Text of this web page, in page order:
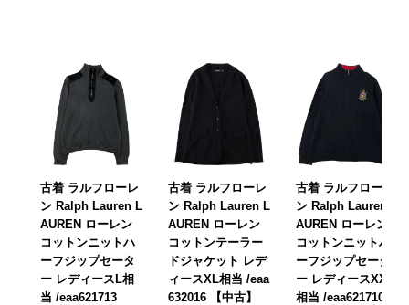
古着 ラルフローレ
ン Ralph Lauren L
AUREN ローレン
コットンニットハ
ーフジップセータ
ー レディースL相
当 /eaa621713
古着 ラルフローレ
ン Ralph Lauren L
AUREN ローレン
コットンテーラー
ドジャケット レデ
ィースXL相当 /eaa
632016 【中古】
古着 ラルフローレ
ン Ralph Lauren L
AUREN ローレン
コットンニットハ
ーフジップセータ
ー レディースXXL
相当 /eaa621710